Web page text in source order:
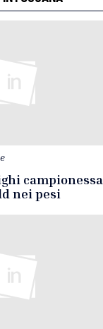
campionessa
nei pesi